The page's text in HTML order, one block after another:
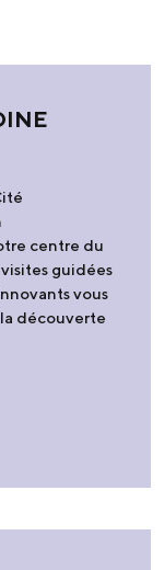
centre du
guidées
vous
découverte